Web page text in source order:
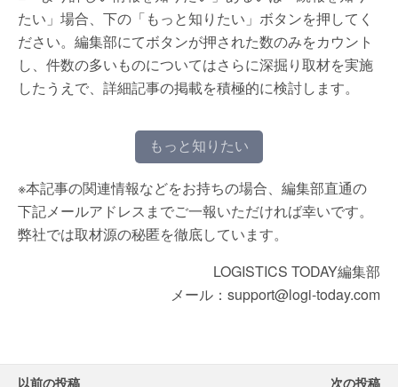
たい」場合、下の「もっと知りたい」ボタンを押してく
ださい。編集部にてボタンが押された数のみをカウント
し、件数の多いものについてはさらに深掘り取材を実施
したうえで、詳細記事の掲載を積極的に検討します。
もっと知りたい
※本記事の関連情報などをお持ちの場合、編集部直通の
下記メールアドレスまでご一報いただければ幸いです。
弊社では取材源の秘匿を徹底しています。
LOGISTICS TODAY編集部
メール：support@logi-today.com
以前の投稿 次の投稿